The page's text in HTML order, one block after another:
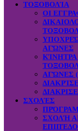
ΤΟΞΟΒΟΛΊΑ
ΟΙ
ΑΓΏΝΕΣ
ΑΓΏΝΕΣ
ΣΧΟΛΈΣ
ΣΧΟΛΉ